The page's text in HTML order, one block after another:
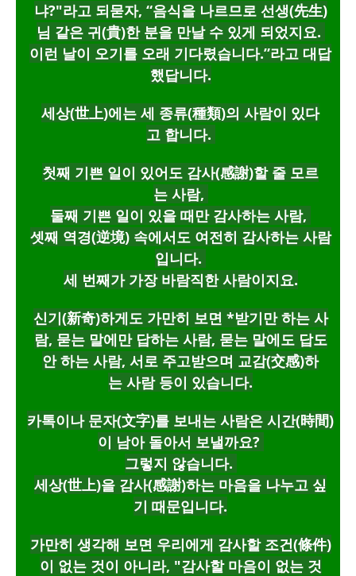
냐?"라고 되묻자, “음식을 나르므로 선생(先生)
님 같은 귀(貴)한 분을 만날 수 있게 되었지요.
이런 날이 오기를 오래 기다렸습니다.”라고 대답
했답니다.
세상(世上)에는 세 종류(種類)의 사람이 있다
고 합니다.
첫째 기쁜 일이 있어도 감사(感謝)할 줄 모르
는 사람,
둘째 기쁜 일이 있을 때만 감사하는 사람,
셋째 역경(逆境) 속에서도 여전히 감사하는 사람
입니다.
세 번째가 가장 바람직한 사람이지요.
신기(新奇)하게도 가만히 보면 *받기만 하는 사
람, 묻는 말에만 답하는 사람, 묻는 말에도 답도
안 하는 사람, 서로 주고받으며 교감(交感)하
는 사람 등이 있습니다.
카톡이나 문자(文字)를 보내는 사람은 시간(時間)
이 남아 돌아서 보낼까요?
그렇지 않습니다.
세상(世上)을 감사(感謝)하는 마음을 나누고 싶
기 때문입니다.
가만히 생각해 보면 우리에게 감사할 조건(條件)
이 없는 것이 아니라, "감사할 마음이 없는 것